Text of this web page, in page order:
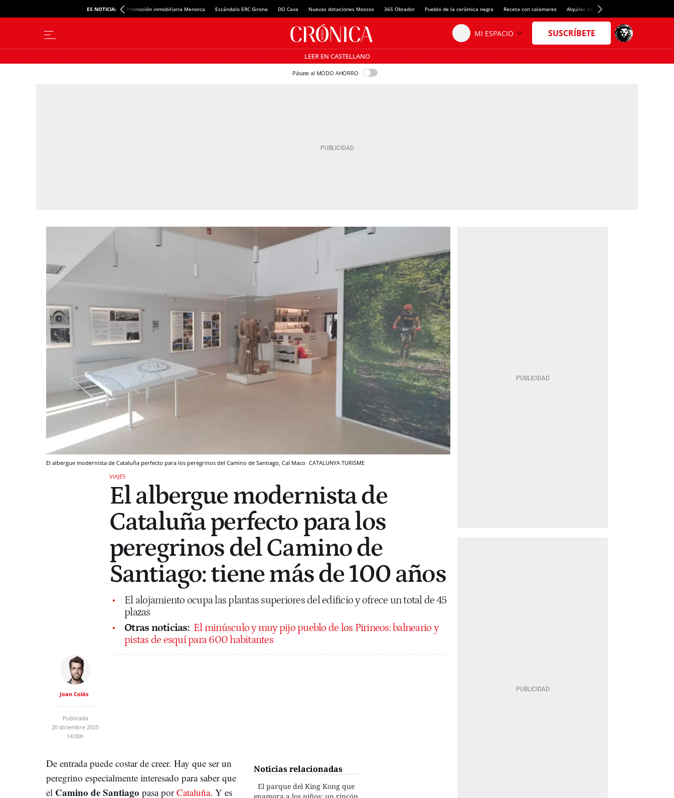
ES NOTICIA: Promoción inmobiliaria Menorca Escándalo ERC Girona DO Cava Nuevas dotaciones Mossos 365 Obrador Pueblo de la cerámica negra Receta con calamares Alquiler de habitaciones en España
LEER EN CASTELLANO
Pásate al MODO AHORRO
El albergue modernista de Cataluña perfecto para los peregrinos del Camino de Santiago, Cal Maco CATALUNYA TURISME
VIAJES
El albergue modernista de
Cataluña perfecto para los
peregrinos del Camino de
Santiago: tiene más de 100 años
El alojamiento ocupa las plantas superiores del edificio y ofrece un total de 45
plazas
Otras noticias: El minúsculo y muy pijo pueblo de los Pirineos: balneario y
pistas de esquí para 600 habitantes
Joan Colás
Publicada
20 diciembre 2025
14:00h
Noticias relacionadas
El parque del King Kong que
enamora a los niños: un rincón
De entrada puede costar de creer. Hay que ser un
peregrino especialmente interesado para saber que
el Camino de Santiago pasa porCataluña. Y es